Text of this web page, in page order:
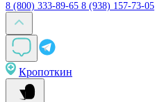
8 (800) 333-89-65 8 (938) 157-73-05
Кропоткин